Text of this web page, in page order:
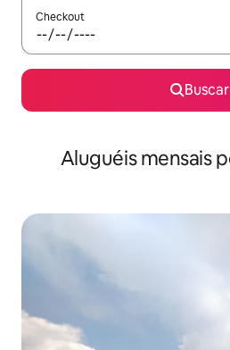
Checkout
Buscar
Aluguéis mensais